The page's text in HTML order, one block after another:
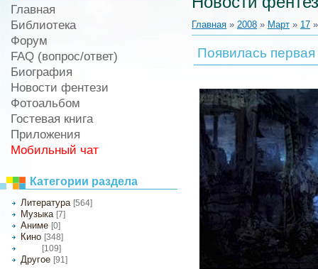
Главная
Библиотека
Форум
FAQ (вопрос/ответ)
Биография
Новости фентези
Фотоальбом
Гостевая книга
Приложения
Мобильный чат
Категории раздела
Литература [564]
Музыка [7]
Аниме [0]
Кино [348]
[109]
Другое [91]
Главная » 2008 » Март » 17
Появилась